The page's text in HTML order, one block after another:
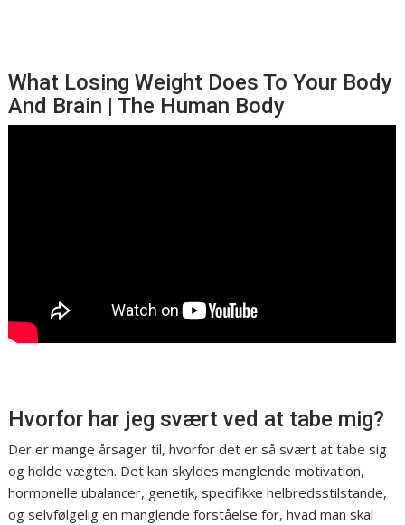
What Losing Weight Does To Your Body
And Brain | The Human Body
Hvorfor har jeg svært ved at tabe mig?
Der er mange årsager til, hvorfor det er så svært at tabe sig
og holde vægten. Det kan skyldes manglende motivation,
hormonelle ubalancer, genetik, specifikke helbredsstilstande,
og selvfølgelig en manglende forståelse for, hvad man skal